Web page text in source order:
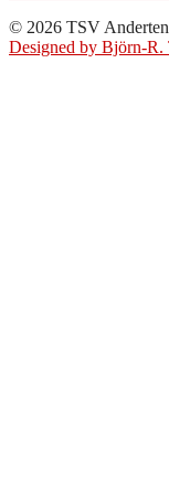
© 2026 TSV Anderten
Designed by Björn-R.